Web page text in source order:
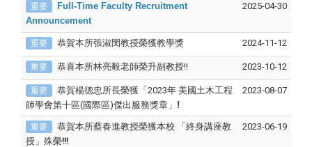
重要
Full-Time Faculty Recruitment
Announcement
2025-04-30
重要 恭賀本所張淑閔教授榮獲教學獎 2024-11-12
重要 恭喜本所林亮毅老師榮升副教授!! 2023-10-12
重要
恭賀楊德忠所長榮獲「2023年 美國土木工程
師學會第十區(國際區)傑出服務獎章」 !
2023-08-07
重要
恭賀本所蔡春進教授榮獲本校 「終身講座教
授」殊榮!!!
2023-06-19